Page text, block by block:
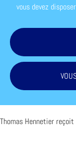
vous devez
Thomas Hennetier reçoit